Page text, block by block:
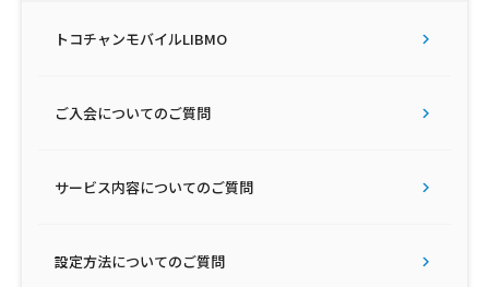
サイトマップ
安全・安心マーク
トコチャンモバイルLIBMO
ご入会についてのご質問
サービス内容についてのご質問
設定方法についてのご質問